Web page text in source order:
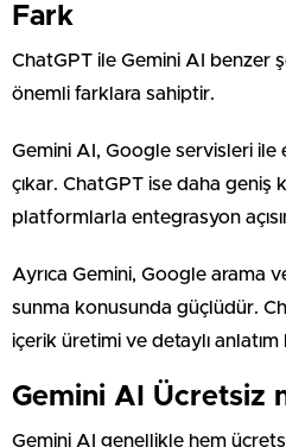
Fark
ChatGPT ile Gemini AI benzer
önemli farklara sahiptir.
Gemini AI, Google servisleri ile
çıkar. ChatGPT ise daha geniş
platformlarla entegrasyon
Ayrıca Gemini, Google arama
sunma konusunda güçlüdür.
içerik üretimi ve detaylı
Gemini AI Ücretsiz
Gemini AI genellikle hem